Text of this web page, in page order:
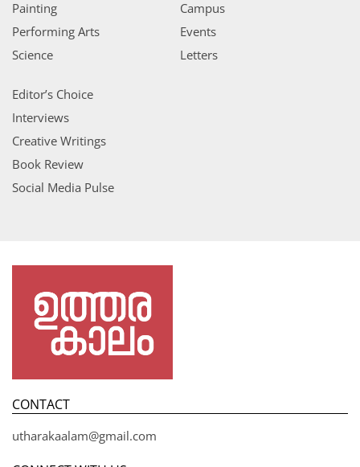
Painting
Performing Arts
Science
Campus
Events
Letters
Editor’s Choice
Interviews
Creative Writings
Book Review
Social Media Pulse
CONTACT
utharakaalam@gmail.com